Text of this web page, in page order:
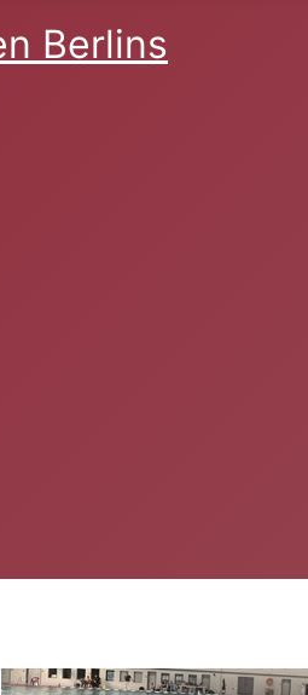
Berlins